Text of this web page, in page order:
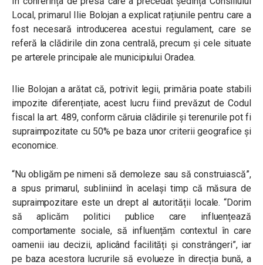
Local, primarul Ilie Bolojan a explicat rațiunile pentru care a
fost necesară introducerea acestui regulament, care se
referă la clădirile din zona centrală, precum și cele situate
pe arterele principale ale municipiului Oradea.
Ilie Bolojan a arătat că, potrivit legii, primăria poate stabili
impozite diferențiate, acest lucru fiind prevăzut de Codul
fiscal la art. 489, conform căruia clădirile și terenurile pot fi
supraimpozitate cu 50% pe baza unor criterii geografice și
economice.
“Nu obligăm pe nimeni să demoleze sau să construiască”,
a spus primarul, subliniind în același timp că măsura de
supraimpozitare este un drept al autorității locale. “Dorim
să aplicăm politici publice care influențează
comportamente sociale, să influențăm contextul în care
oamenii iau decizii, aplicând facilități și constrângeri”, iar
pe baza acestora lucrurile să evolueze în direcția bună, a